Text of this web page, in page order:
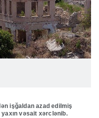
işğaldan azad edilmiş
vəsait xərclənib.